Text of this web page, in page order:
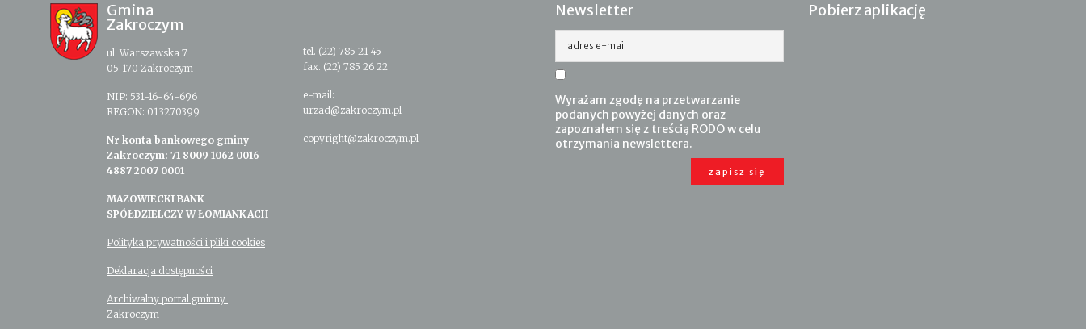
Gmina
Zakroczym
ul. Warszawska 7
05-170 Zakroczym
NIP: 531-16-64-696
REGON: 013270399
Nr konta bankowego gminy
Zakroczym: 71 8009 1062 0016
4887 2007 0001
MAZOWIECKI BANK
SPÓŁDZIELCZY W ŁOMIANKACH
Polityka prywatności i pliki cookies
Deklaracja dostępności
Archiwalny portal gminny
Zakroczym
tel. (22) 785 21 45
fax. (22) 785 26 22
e-mail:
urzad@zakroczym.pl
copyright@zakroczym.pl
Newsletter
adres e-mail
Wyrażam zgodę na przetwarzanie
podanych powyżej danych oraz
zapoznałem się z treścią RODO w celu
otrzymania newslettera.
Pobierz aplikację